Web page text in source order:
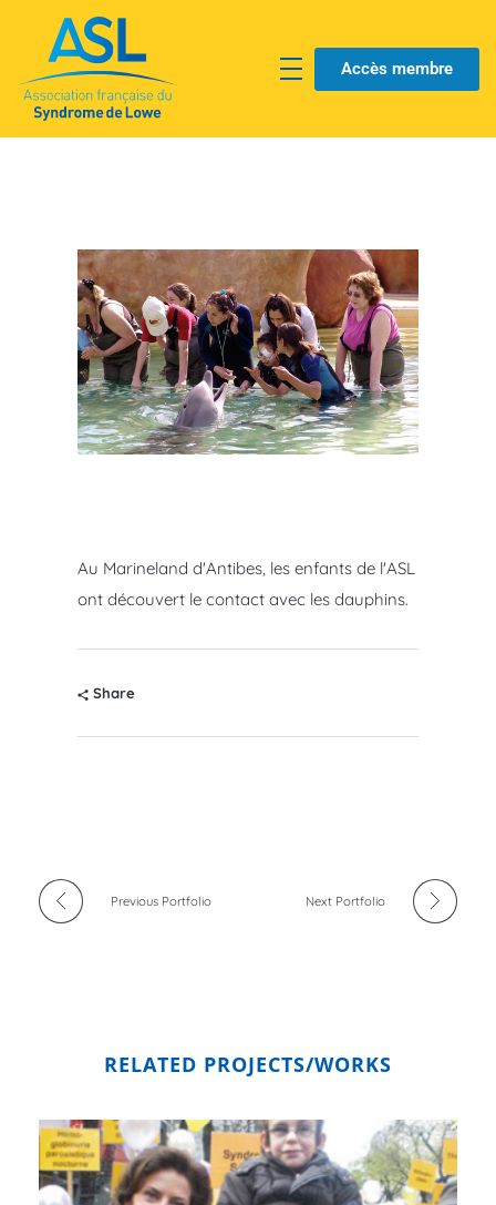
Accès membre
Au Marineland d'Antibes, les enfants de l'ASL
ont découvert le contact avec les dauphins.
Share
Previous Portfolio Next Portfolio
RELATED PROJECTS/WORKS